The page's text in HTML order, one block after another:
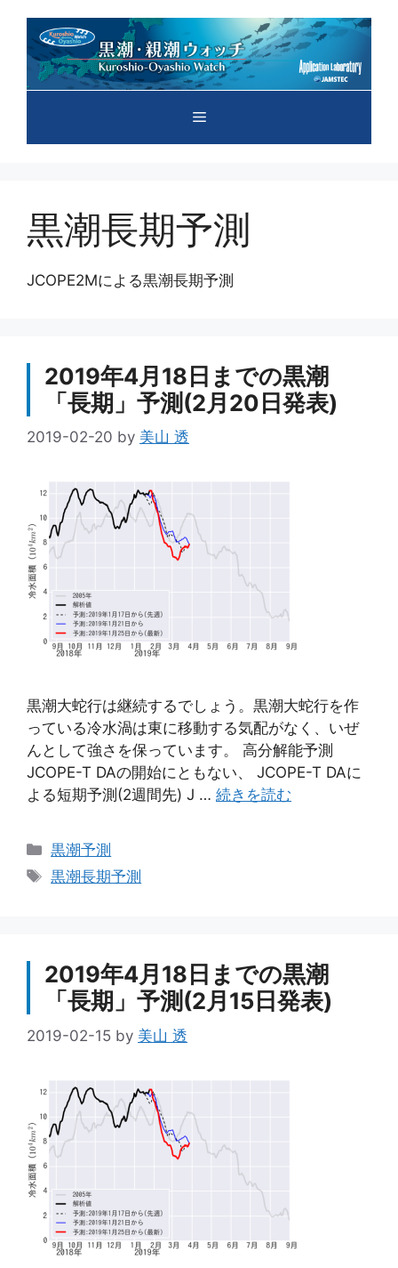
メ
ュ
ー
黒潮長期予測
JCOPE2Mによる黒潮長期予測
2019年4月18日までの黒潮
「長期」予測(2月20日発表)
2019-02-20 by 美山 透
黒潮大蛇行は継続するでしょう。黒潮大蛇行を作
っている冷水渦は東に移動する気配がなく、いぜ
んとして強さを保っています。 高分解能予測
JCOPE-T DAの開始にともない、 JCOPE-T DAに
よる短期予測(2週間先) J … 続きを読む
カ
テ
黒潮予測
タ
黒潮長期予測
2019年4月18日までの黒潮
「長期」予測(2月15日発表)
2019-02-15 by 美山 透